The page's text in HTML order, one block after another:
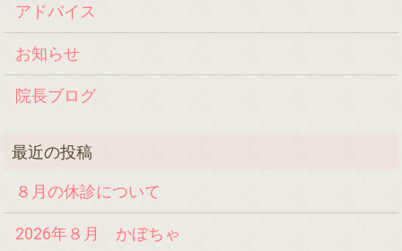
アドバイス
お知らせ
院長ブログ
８月の休診について
2026年８月 かぼちゃ